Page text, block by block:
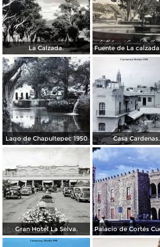
La Calzada.
Lago de Chapultepec 1950 Casa Cardenas.
Gran Hotel La Selva.